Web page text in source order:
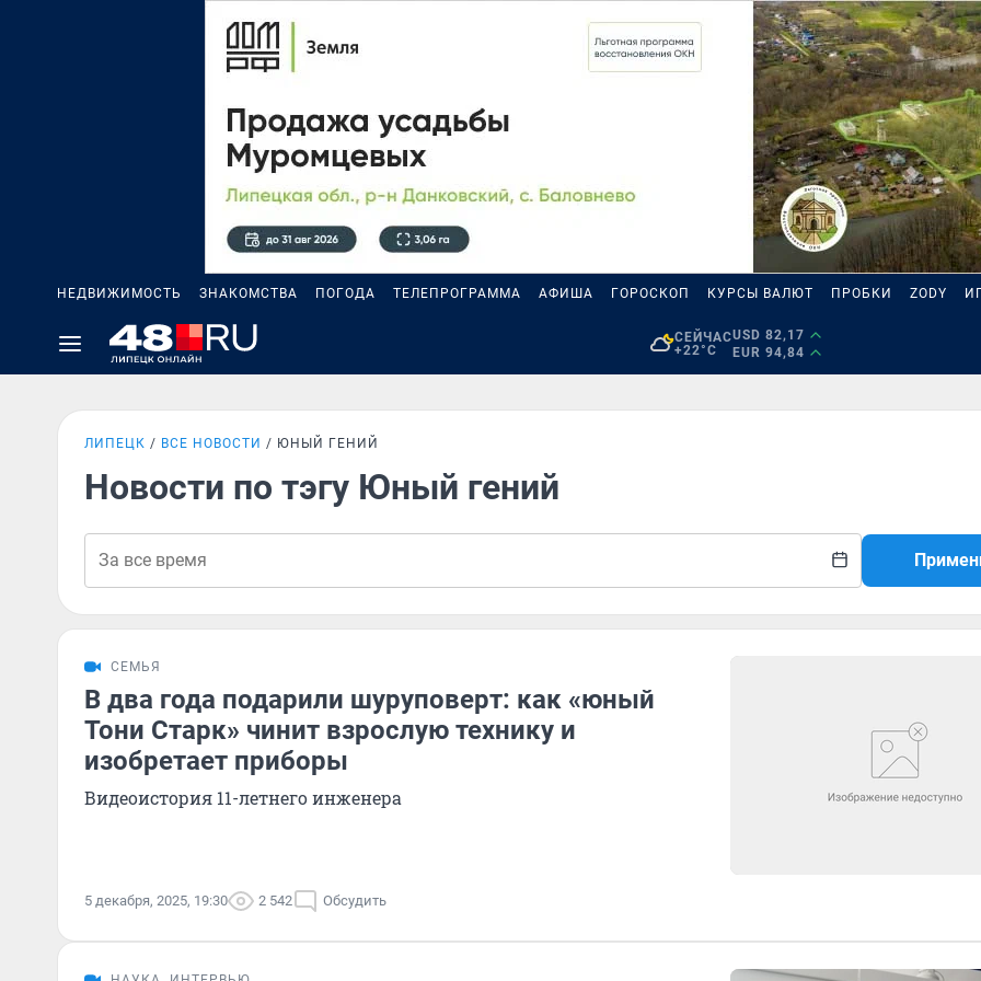
НЕДВИЖИМОСТЬ ЗНАКОМСТВА ПОГОДА ТЕЛЕПРОГРАММА АФИША ГОРОСКОП КУРСЫ ВАЛЮТ ПРОБКИ ZODY
СЕЙЧАС
+22°C
USD 82,17
EUR 94,84
ЛИПЕЦК ВСЕ НОВОСТИ ЮНЫЙ ГЕНИЙ
Новости по тэгу Юный гений
СЕМЬЯ
В два года подарили шуруповерт: как «юный
Тони Старк» чинит взрослую технику и
изобретает приборы
Видеоистория 11-летнего инженера
5 декабря, 2025, 19:30 2 542 Обсудить